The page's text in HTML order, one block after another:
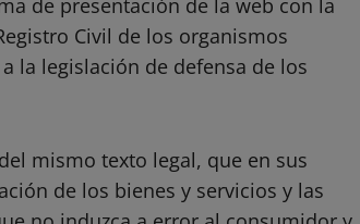
Civil de los organismos
la legislación de defensa de los
mismo texto legal, que en sus
de los bienes y servicios y las